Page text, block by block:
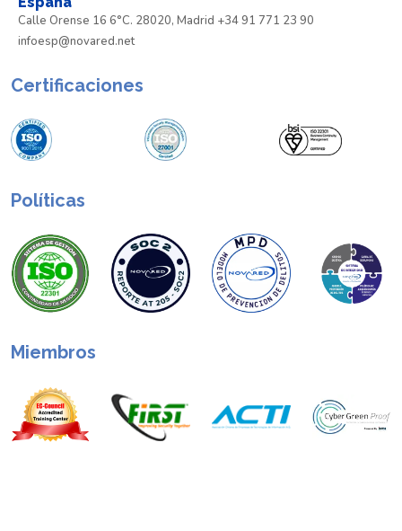
Calle Orense 16 6°C. 28020, Madrid +34 91 771 23 90
infoesp@novared.net
Certificaciones
Políticas
Miembros